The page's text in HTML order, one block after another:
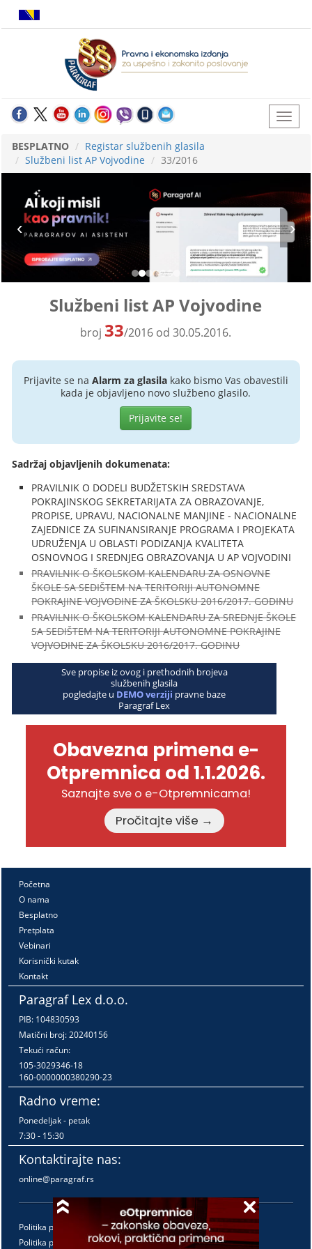
BESPLATNO
Registar službenih glasila
Službeni list AP Vojvodine
33/2016
Službeni list AP Vojvodine
broj 33/2016 od 30.05.2016.
Prijavite se na Alarm za glasilakako bismo Vas obavestili
kada je objavljeno novo službeno glasilo.
Prijavite se!
Sadržaj objavljenih dokumenata:
PRAVILNIK O DODELI BUDŽETSKIH SREDSTAVA
POKRAJINSKOG SEKRETARIJATA ZA OBRAZOVANJE,
PROPISE, UPRAVU, NACIONALNE MANJINE - NACIONALNE
ZAJEDNICE ZA SUFINANSIRANJE PROGRAMA I PROJEKATA
UDRUŽENJA U OBLASTI PODIZANJA KVALITETA
OSNOVNOG I SREDNJEG OBRAZOVANJA U AP VOJVODINI
PRAVILNIK O ŠKOLSKOM KALENDARU ZA OSNOVNE
ŠKOLE SA SEDIŠTEM NA TERITORIJI AUTONOMNE
POKRAJINE VOJVODINE ZA ŠKOLSKU 2016/2017. GODINU
PRAVILNIK O ŠKOLSKOM KALENDARU ZA SREDNJE ŠKOLE
SA SEDIŠTEM NA TERITORIJI AUTONOMNE POKRAJINE
VOJVODINE ZA ŠKOLSKU 2016/2017. GODINU
Sve propise iz ovog i prethodnih brojeva
službenih glasila
pogledajte u DEMO verziji pravne baze
Paragraf Lex
Obavezna primena e-
Otpremnica od 1.1.2026.
Saznajte sve o e-Otpremnicama!
Pročitajte više →
Početna
O nama
Besplatno
Pretplata
Vebinari
Korisnički kutak
Kontakt
Paragraf Lex d.o.o.
PIB: 104830593
Matični broj: 20240156
Tekući račun:
105-3029346-18
160-0000000380290-23
Radno vreme:
Ponedeljak - petak
7:30 - 15:30
Kontaktirajte nas:
online@paragraf.rs
Politika privatnosti
Politika pružanja usluga